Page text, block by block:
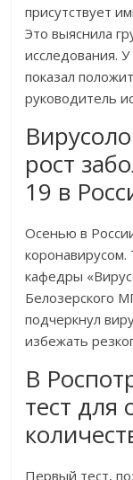
присутствует
Это выяснила
исследования.
показал
руководитель
рост
19 в
Осенью в
коронавирусом.
кафедры
Белозерского
подчеркнул
избежать
В
тест для
Первый тест,